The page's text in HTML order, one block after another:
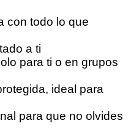
con todo lo que
a ti
para ti o en grupos
ideal para
para que no olvides